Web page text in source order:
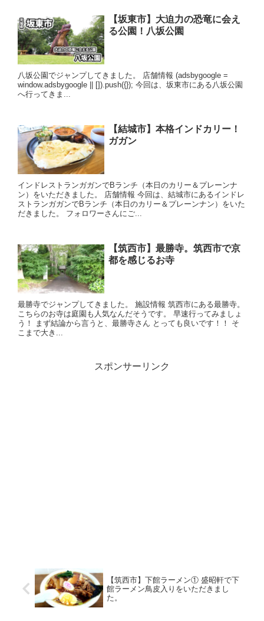
【坂東市】大迫力の恐竜に会え
る公園！八坂公園
八坂公園でジャンプしてきました。 店舗情報 (adsbygoogle =
window.adsbygoogle || []).push({}); 今回は、坂東市にある八坂公園
へ行ってきま...
【結城市】本格インドカリー！
ガガン
インドレストランガガンでBランチ（本日のカリー＆プレーンナ
ン）をいただきました。 店舗情報 今回は、結城市にあるインドレ
ストランガガンでBランチ（本日のカリー＆プレーンナン）をいた
だきました。 フォロワーさんにご...
【筑西市】最勝寺。筑西市で京
都を感じるお寺
最勝寺でジャンプしてきました。 施設情報 筑西市にある最勝寺。
こちらのお寺は庭園も人気なんだそうです。 早速行ってみましょ
う！ まず結論から言うと、最勝寺さん とっても良いです！！ そ
こまで大き...
スポンサーリンク
【筑西市】下館ラーメン① 盛昭軒で下
館ラーメン鳥皮入りをいただきまし
た。